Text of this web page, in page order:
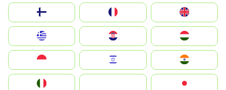
United Kingdom
Magyarország